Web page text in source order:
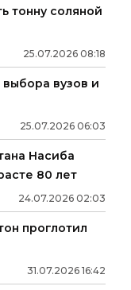
тонну соляной
25.07.2026 08:18
вузов и
25.07.2026 06:03
Насиба
80 лет
24.07.2026 02:03
проглотил
31.07.2026 16:42